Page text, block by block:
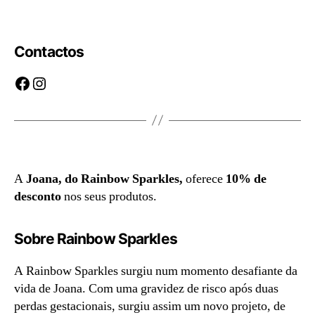
Contactos
Facebook
Instagram
AJoana, do Rainbow Sparkles, oferece 10% de
descontonos seus produtos.
Sobre Rainbow Sparkles
A Rainbow Sparkles surgiu num momento desafiante da
vida de Joana. Com uma gravidez de risco após duas
perdas gestacionais, surgiu assim um novo projeto, de